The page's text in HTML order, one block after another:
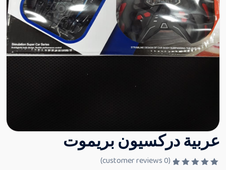
عربية دركسيون بريموت
(
0